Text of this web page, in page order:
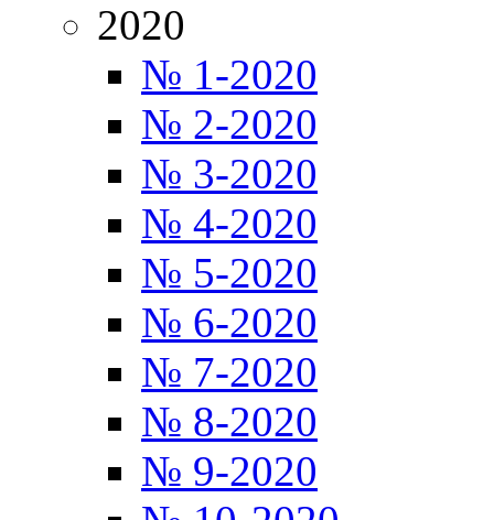
2020
№ 1-2020
№ 2-2020
№ 3-2020
№ 4-2020
№ 5-2020
№ 6-2020
№ 7-2020
№ 8-2020
№ 9-2020